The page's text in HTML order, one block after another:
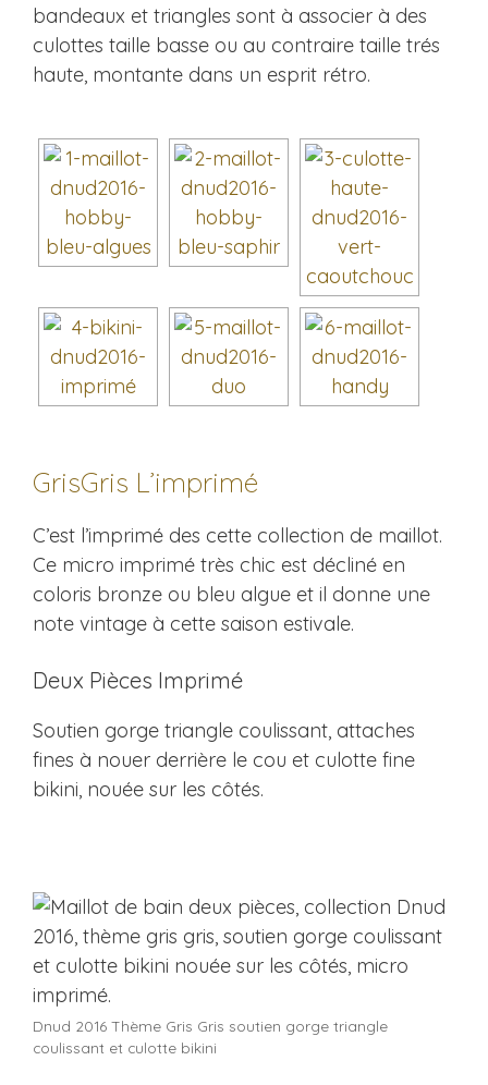
bandeaux et triangles sont à associer à des
culottes taille basse ou au contraire taille trés
haute, montante dans un esprit rétro.
GrisGris L’imprimé
C’est l’imprimé des cette collection de maillot.
Ce micro imprimé très chic est décliné en
coloris bronze ou bleu algue et il donne une
note vintage à cette saison estivale.
Deux Pièces Imprimé
Soutien gorge triangle coulissant, attaches
fines à nouer derrière le cou et culotte fine
bikini, nouée sur les côtés.
Dnud 2016 Thème Gris Gris soutien gorge triangle
coulissant et culotte bikini